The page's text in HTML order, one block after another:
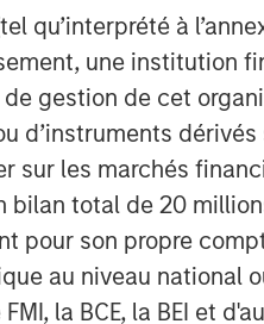
qu’interprété à
une institution
gestion de cet
d’instruments
sur les marchés
bilan total de 20
pour son propre
au niveau
la BCE, la BEI et
be working on a global
in capacity
contract.
ago and focused on
then, the Company
industries for